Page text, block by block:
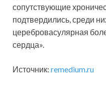
сопутствующие
подтвердились, среди
церебровасулярная
сердца».
Источник: remedium.ru